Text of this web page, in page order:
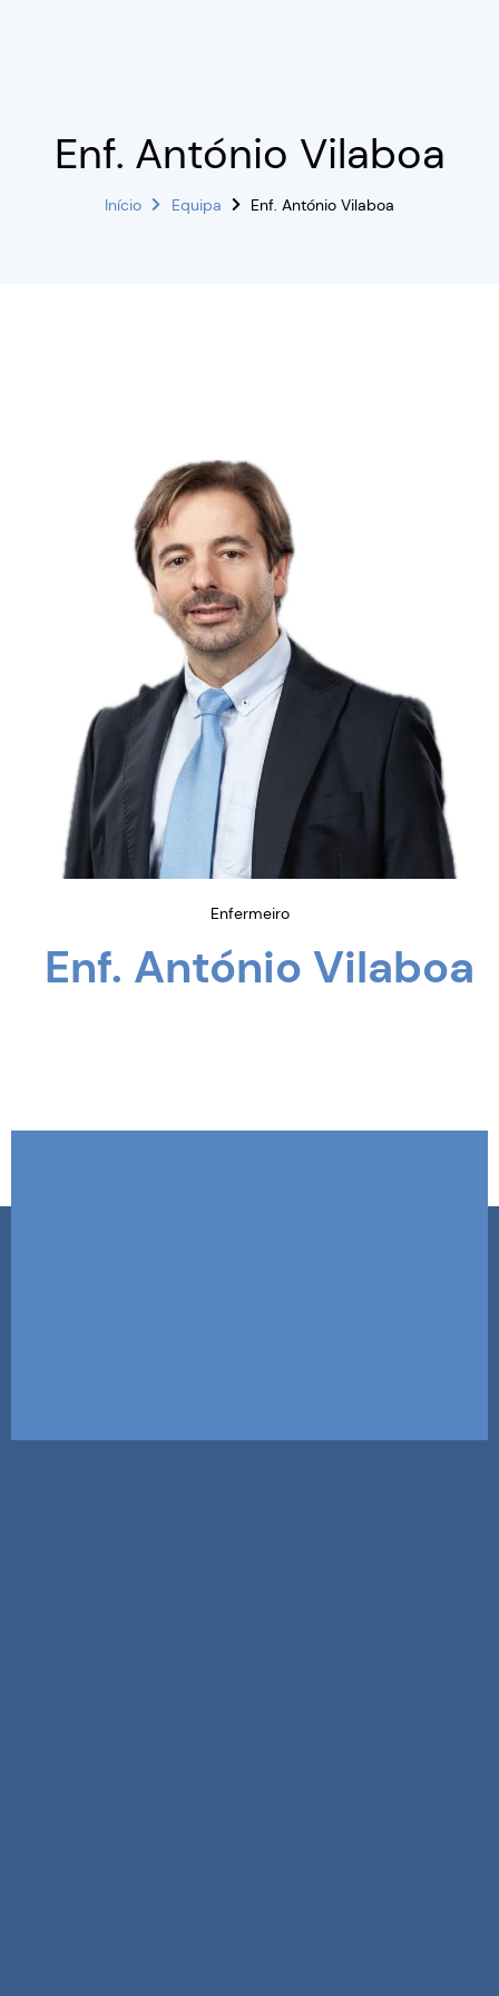
Enf. António Vilaboa
Início Equipa Enf. António Vilaboa
Enfermeiro
Enf. António Vilaboa